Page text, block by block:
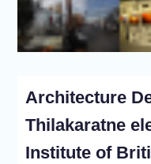
Architecture
Thilakaratne
Institute of